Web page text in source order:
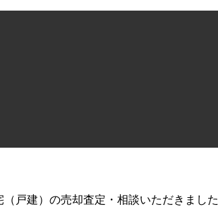
戸建）の売却査定・相談いただきました